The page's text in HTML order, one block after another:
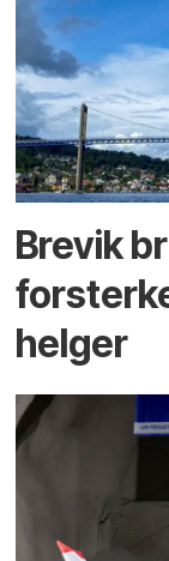
Brevik
helger